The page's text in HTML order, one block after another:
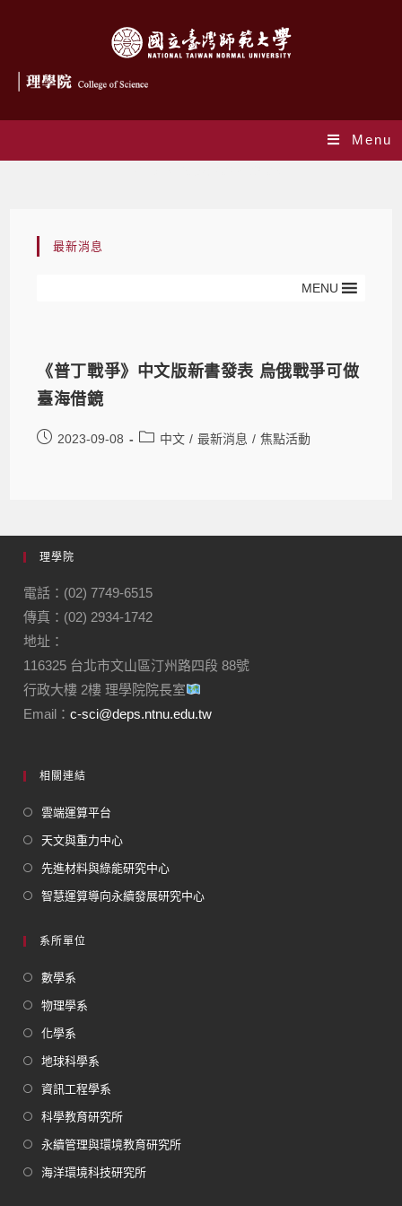
Menu
最新消息
MENU
《普丁戰爭》中文版新書發表 烏俄戰爭可做
臺海借鏡
2023-09-08 中文 / 最新消息 / 焦點活動
理學院
電話：(02) 7749-6515
傳真：(02) 2934-1742
地址：
116325 台北市文山區汀州路四段 88號
行政大樓 2樓 理學院院長室
Email：c-sci@deps.ntnu.edu.tw
相關連結
雲端運算平台
天文與重力中心
先進材料與綠能研究中心
智慧運算導向永續發展研究中心
系所單位
數學系
物理學系
化學系
地球科學系
資訊工程學系
科學教育研究所
永續管理與環境教育研究所
海洋環境科技研究所